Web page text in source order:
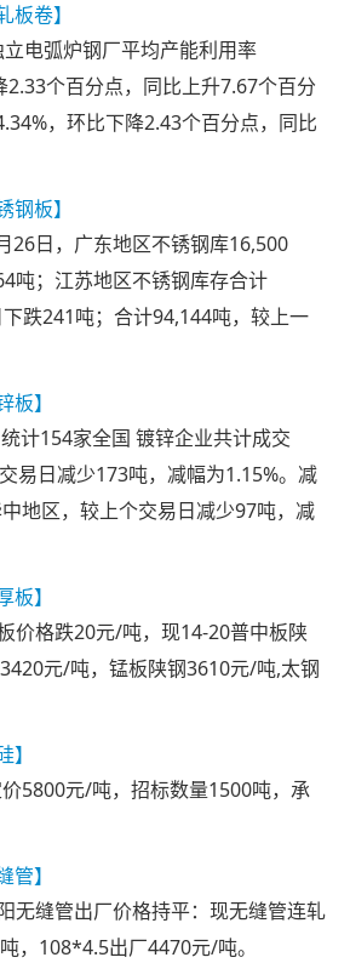
板卷】
电弧炉钢厂平均产能利用率
2.33个百分点，同比上升7.67个百分
，环比下降2.43个百分点，同比
钢板】
26日，广东地区不锈钢库16,500
吨；江苏地区不锈钢库存合计
跌241吨；合计94,144吨，较上一
板】
计154家全国 镀锌企业共计成交
易日减少173吨，减幅为1.15%。减
地区，较上个交易日减少97吨，减
板】
价格跌20元/吨，现14-20普中板陕
元/吨，锰板陕钢3610元/吨,太钢
】
5800元/吨，招标数量1500吨，承
管】
无缝管出厂价格持平：现无缝管连轧
，108*4.5出厂4470元/吨。